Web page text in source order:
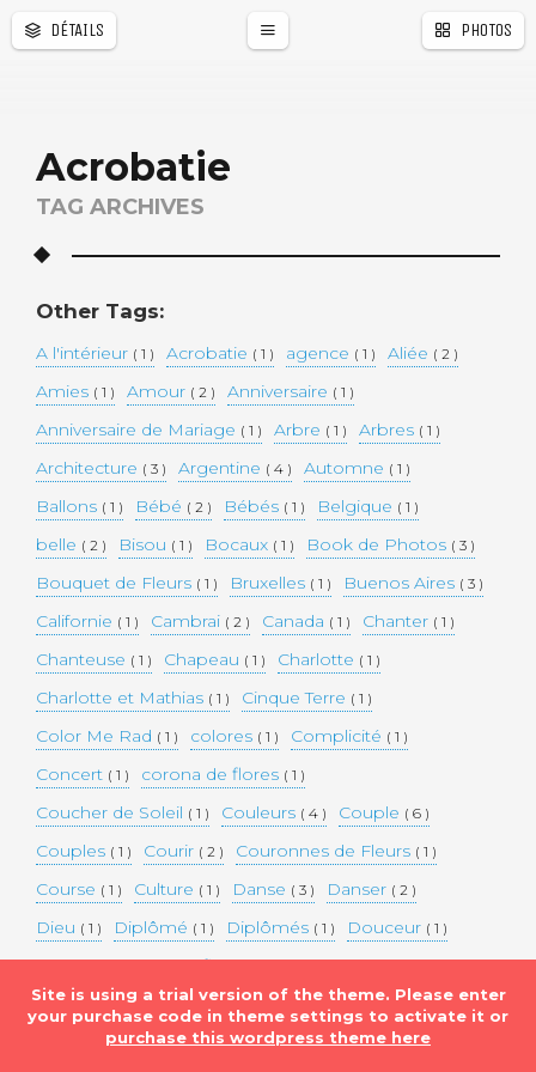
DÉTAILS PHOTOS
Acrobatie
TAG ARCHIVES
Other Tags:
A l'intérieur ( 1 ) Acrobatie ( 1 ) agence ( 1 ) Aliée ( 2 )
Amies ( 1 ) Amour ( 2 ) Anniversaire ( 1 )
Anniversaire de Mariage ( 1 ) Arbre ( 1 ) Arbres ( 1 )
Architecture ( 3 ) Argentine ( 4 ) Automne ( 1 )
Ballons ( 1 ) Bébé ( 2 ) Bébés ( 1 ) Belgique ( 1 )
belle ( 2 ) Bisou ( 1 ) Bocaux ( 1 ) Book de Photos ( 3 )
Bouquet de Fleurs ( 1 ) Bruxelles ( 1 ) Buenos Aires ( 3 )
Californie ( 1 ) Cambrai ( 2 ) Canada ( 1 ) Chanter ( 1 )
Chanteuse ( 1 ) Chapeau ( 1 ) Charlotte ( 1 )
Charlotte et Mathias ( 1 ) Cinque Terre ( 1 )
Color Me Rad ( 1 ) colores ( 1 ) Complicité ( 1 )
Concert ( 1 ) corona de flores ( 1 )
Coucher de Soleil ( 1 ) Couleurs ( 4 ) Couple ( 6 )
Couples ( 1 ) Courir ( 2 ) Couronnes de Fleurs ( 1 )
Course ( 1 ) Culture ( 1 ) Danse ( 3 ) Danser ( 2 )
Dieu ( 1 ) Diplômé ( 1 ) Diplômés ( 1 ) Douceur ( 1 )
Eaux bleues Edifice Historique Enceinte
Etats-unis ( 2 ) Evénement ( 3 ) Evénements( 3 )
Expérimentation( 1 ) Falaise( 1 ) Famille( 2 )
Site is using a trial version of the theme. Please enter
your purchase code in theme settings to activate it or
purchase this wordpress theme here